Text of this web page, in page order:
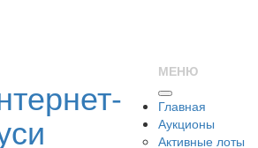
МЕНЮ
Главная
Аукционы
Активные лоты